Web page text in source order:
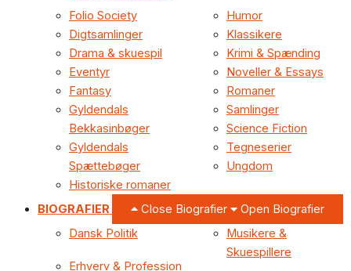
Folio Society
Digtsamlinger
Drama & skuespil
Eventyr
Fantasy
Gyldendals
Bekkasinbøger
Gyldendals
Spættebøger
Historiske romaner
Humor
Klassikere
Krimi & Spænding
Noveller & Essays
Romaner
Samlinger
Science Fiction
Tegneserier
Ungdom
BIOGRAFIER Close Biografier
Open Biografier
Dansk Politik
Erhverv & Profession
Musikere &
Skuespillere